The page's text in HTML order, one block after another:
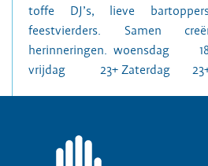
toffe DJ’s, lieve
feestvierders. Samen
herinneringen. woensdag
vrijdag 23+ Zaterdag